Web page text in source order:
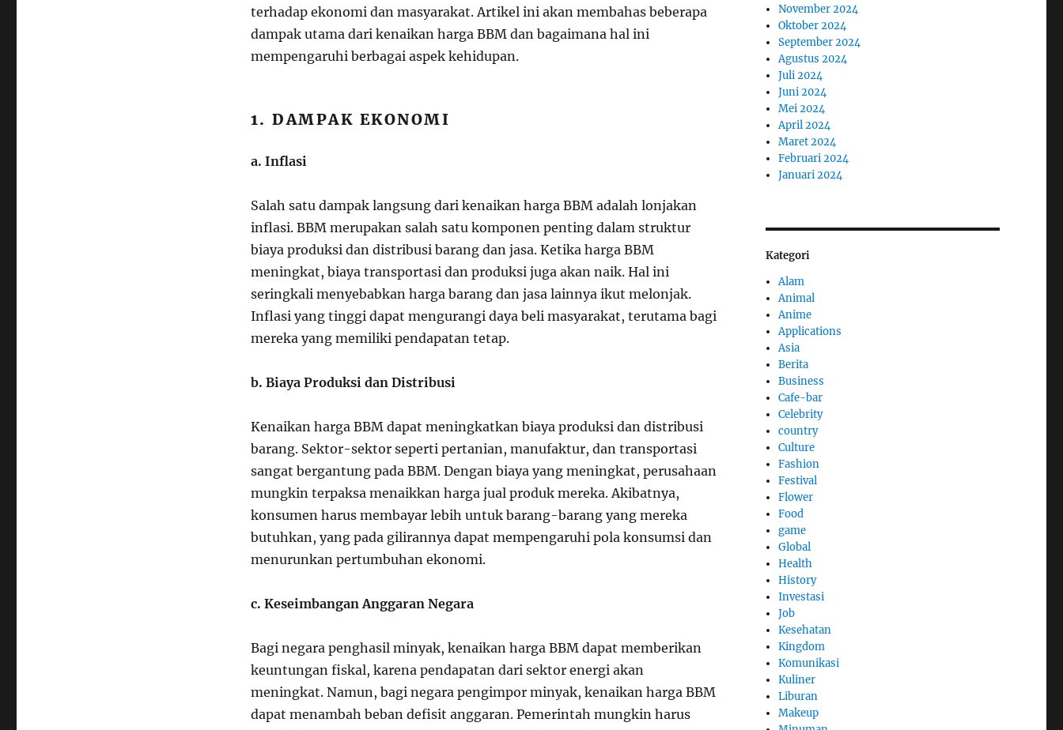
terhadap ekonomi dan masyarakat. Artikel ini akan membahas beberapa
dampak utama dari kenaikan harga BBM dan bagaimana hal ini
mempengaruhi berbagai aspek kehidupan.
1. DAMPAK EKONOMI
a. Inflasi
Salah satu dampak langsung dari kenaikan harga BBM adalah lonjakan
inflasi. BBM merupakan salah satu komponen penting dalam struktur
biaya produksi dan distribusi barang dan jasa. Ketika harga BBM
meningkat, biaya transportasi dan produksi juga akan naik. Hal ini
seringkali menyebabkan harga barang dan jasa lainnya ikut melonjak.
Inflasi yang tinggi dapat mengurangi daya beli masyarakat, terutama bagi
mereka yang memiliki pendapatan tetap.
b. Biaya Produksi dan Distribusi
Kenaikan harga BBM dapat meningkatkan biaya produksi dan distribusi
barang. Sektor-sektor seperti pertanian, manufaktur, dan transportasi
sangat bergantung pada BBM. Dengan biaya yang meningkat, perusahaan
mungkin terpaksa menaikkan harga jual produk mereka. Akibatnya,
konsumen harus membayar lebih untuk barang-barang yang mereka
butuhkan, yang pada gilirannya dapat mempengaruhi pola konsumsi dan
menurunkan pertumbuhan ekonomi.
c. Keseimbangan Anggaran Negara
Bagi negara penghasil minyak, kenaikan harga BBM dapat memberikan
keuntungan fiskal, karena pendapatan dari sektor energi akan
meningkat. Namun, bagi negara pengimpor minyak, kenaikan harga BBM
dapat menambah beban defisit anggaran. Pemerintah mungkin harus
November 2024
Oktober 2024
September 2024
Agustus 2024
Juli 2024
Juni 2024
Mei 2024
April 2024
Maret 2024
Februari 2024
Januari 2024
Kategori
Alam
Animal
Anime
Applications
Asia
Berita
Business
Cafe-bar
Celebrity
country
Culture
Fashion
Festival
Flower
Food
game
Global
Health
History
Investasi
Job
Kesehatan
Kingdom
Komunikasi
Kuliner
Liburan
Makeup